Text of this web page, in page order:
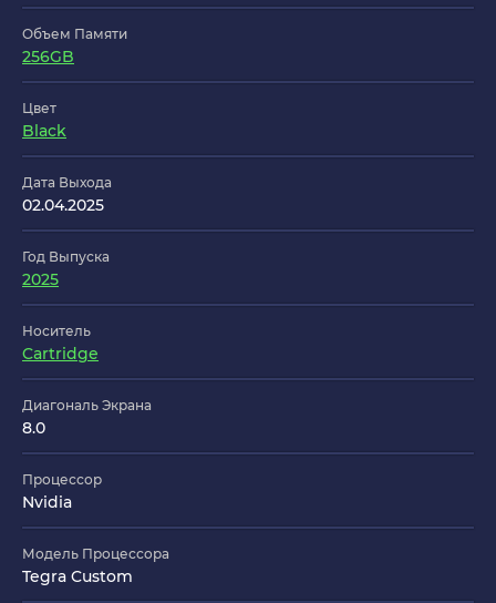
Объем Памяти
256GB
Цвет
Black
Дата Выхода
02.04.2025
Год Выпуска
2025
Носитель
Cartridge
Диагональ Экрана
8.0
Процессор
Nvidia
Модель Процессора
Tegra Custom